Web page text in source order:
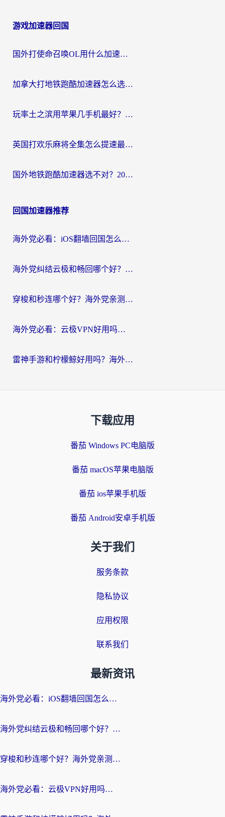
游戏加速器回国
国外打使命召唤OL用什么加速器最好？海外玩家国服畅玩全攻略（附小众游戏加速技巧）
加拿大打地铁跑酷加速器怎么选？2026海外玩家实测指南（附王国纪元保卫萝卜3加速技巧）
玩率土之滨用苹果几手机最好？海外党必看的国服游戏加速+设备选择指南
英国打欢乐麻将全集怎么提速最快？海外党亲测有效的国服游戏加速指南
国外地铁跑酷加速器选不对？2026海外玩家必看的国服游戏加速全攻略
回国加速器推荐
海外党必看：iOS翻墙回国怎么选？一篇搞定无缝访问国内资源
海外党纠结云极和畅回哪个好？一篇讲透回国加速器怎么选（附避坑指南）
穿梭和秒连哪个好？海外党亲测3款回国加速器，教你在国外正常浏览国内网站
海外党必看：云极VPN好用吗？和GoLinkVPN对比哪个回国效果更好？附真实体验指南
雷神手游和柠檬鲸好用吗？海外党亲测3款回国加速器，教你避开破解VPN坑
下载应用
番茄 Windows PC电脑版
番茄 macOS苹果电脑版
番茄 ios苹果手机版
番茄 Android安卓手机版
关于我们
服务条款
隐私协议
应用权限
联系我们
最新资讯
海外党必看：iOS翻墙回国怎么选？一篇搞定无缝访问国内资源
海外党纠结云极和畅回哪个好？一篇讲透回国加速器怎么选（附避坑指南）
穿梭和秒连哪个好？海外党亲测3款回国加速器，教你在国外正常浏览国内网站
海外党必看：云极VPN好用吗？和GoLinkVPN对比哪个回国效果更好？附真实体验指南